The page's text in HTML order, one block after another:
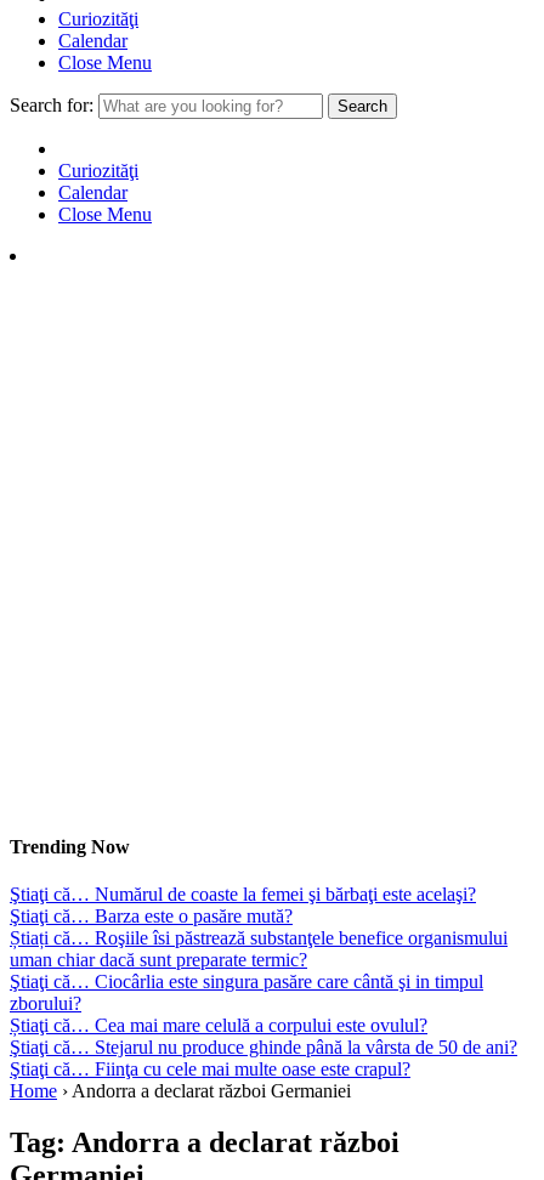
Curiozităţi
Calendar
Close Menu
Search for:
Curiozităţi
Calendar
Close Menu
Trending Now
Ştiaţi că… Numărul de coaste la femei şi bărbaţi este acelaşi?
Ştiaţi că… Barza este o pasăre mută?
Știați că… Roşiile îsi păstrează substanţele benefice organismului
uman chiar dacă sunt preparate termic?
Ştiaţi că… Ciocârlia este singura pasăre care cântă şi in timpul
zborului?
Știaţi că… Cea mai mare celulă a corpului este ovulul?
Ştiaţi că… Stejarul nu produce ghinde până la vârsta de 50 de ani?
Ştiaţi că… Fiinţa cu cele mai multe oase este crapul?
Home ›Andorra a declarat război Germaniei
Tag: Andorra a declarat război